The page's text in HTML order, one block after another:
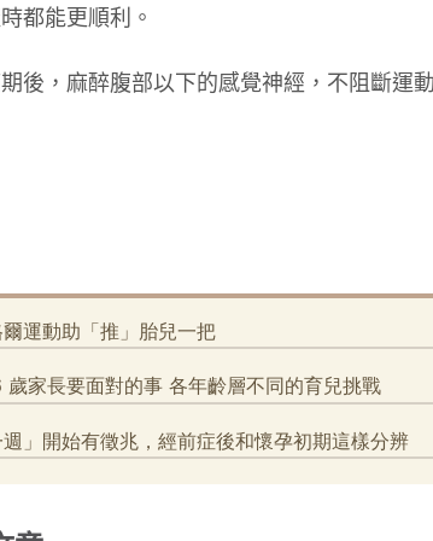
都能更順利。
後，麻醉腹部以下的感覺神經，不阻斷運